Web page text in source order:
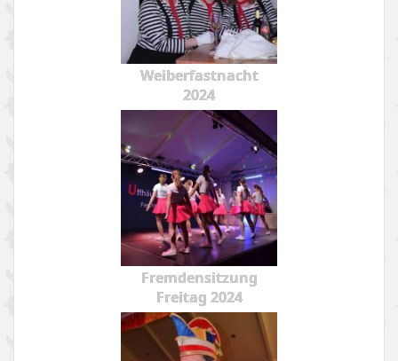
Weiberfastnacht
2024
Fremdensitzung
Freitag 2024